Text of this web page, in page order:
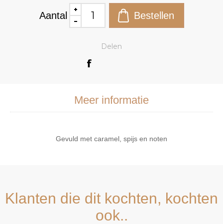
Aantal
Delen
Meer informatie
Gevuld met caramel, spijs en noten
Klanten die dit kochten, kochten
ook..